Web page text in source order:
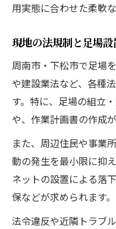
用実態に合わせた柔軟
現地の法規制と足場
周南市・下松市で足場
や建設業法など、各種
す。特に、足場の組立
や、作業計画書の作成
また、周辺住民や事業
動の発生を最小限に抑
ネットの設置による落
保などが求められます。
法令違反や近隣トラブ